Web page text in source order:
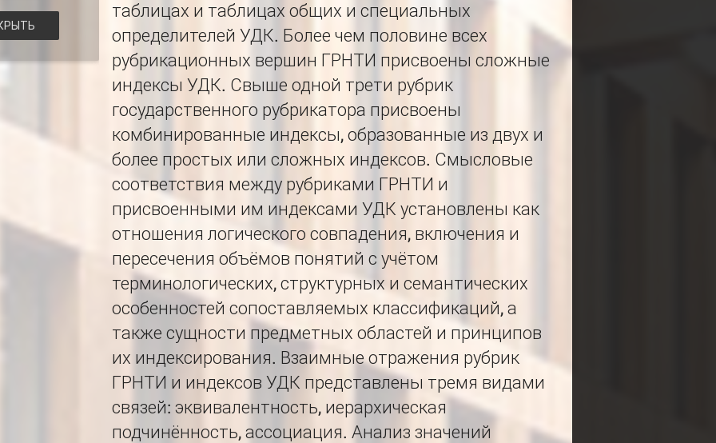
таблицах и таблицах общих и специальных
определителей УДК. Более чем половине всех
рубрикационных вершин ГРНТИ присвоены сложные
индексы УДК. Свыше одной трети рубрик
государственного рубрикатора присвоены
комбинированные индексы, образованные из двух и
более простых или сложных индексов. Смысловые
соответствия между рубриками ГРНТИ и
присвоенными им индексами УДК установлены как
отношения логического совпадения, включения и
пересечения объёмов понятий с учётом
терминологических, структурных и семантических
особенностей сопоставляемых классификаций, а
также сущности предметных областей и принципов
их индексирования. Взаимные отражения рубрик
ГРНТИ и индексов УДК представлены тремя видами
связей: эквивалентность, иерархическая
подчинённость, ассоциация. Анализ значений